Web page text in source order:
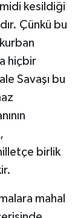
kesildiği
Çünkü bu
hiçbir
Savaşı bu
birlik
mahal